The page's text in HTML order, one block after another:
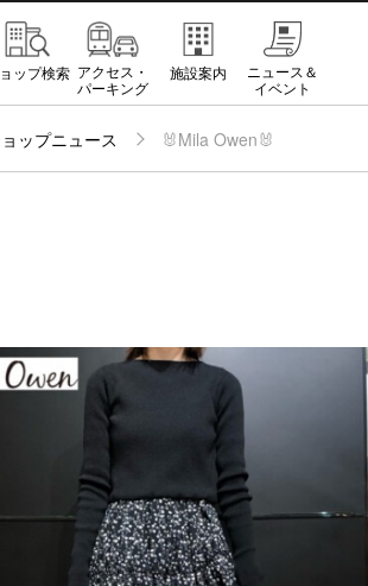
ップ検索 アクセス・
パーキング
施設案内
ニュース＆
イベント
ップニュース 🐰Mila Owen🐰